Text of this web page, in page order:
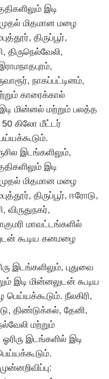
இடி
மிதமான மழை
திருப்பூர்,
நாகப்பட்டினம்,
காரைக்கால்
மின்னல் மற்றும் பலத்த
கிலோ மீட்டர்
இடங்களிலும்,
இடி
மிதமான மழை
திருப்பூர், ஈரோடு,
மாவட்டங்களில்
கூடிய கனமழை
இடங்களிலும், புதுவை
இடி மின்னலுடன் கூடிய
நீலகிரி,
திண்டுக்கல், தேனி,
மற்றும்
இடங்களில் இடி